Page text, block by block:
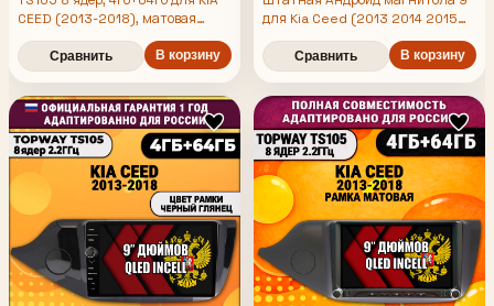
CEED (2013-2018), матовая
рамка, Android магнитола
Сравнить В корзину
для Kia Ceed (2013 2014 2015
2016 2017 2018), рамка черная
матовая, TS105 8 ядер, 4/64гб,
Qled Incell, CarPlay/Android
Auto, Gps/Глонасс
Сравнить В корзину